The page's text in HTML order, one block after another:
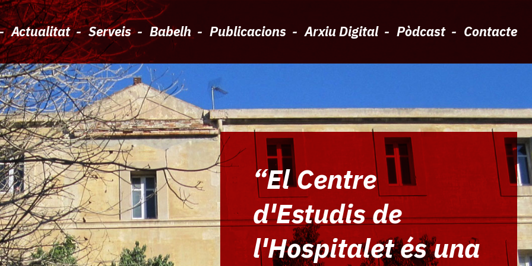
Actualitat Serveis Babelh Publicacions Arxiu Digital Pòdcast Contacte
“El Centre
d'Estudis de
l'Hospitalet és una